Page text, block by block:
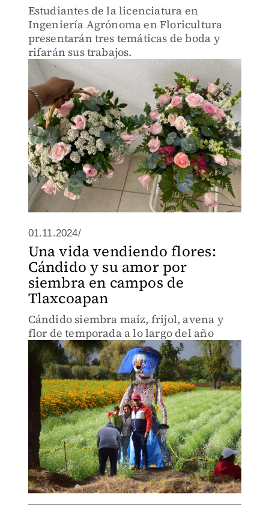
Estudiantes de la licenciatura en
Ingeniería Agrónoma en Floricultura
presentarán tres temáticas de boda y
rifarán sus trabajos.
01.11.2024/
Una vida vendiendo flores:
Cándido y su amor por
siembra en campos de
Tlaxcoapan
Cándido siembra maíz, frijol, avena y
flor de temporada a lo largo del año